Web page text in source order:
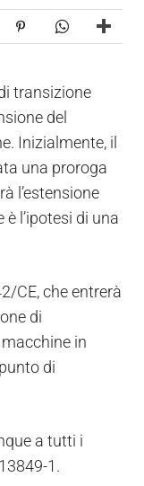
transizione
del
Inizialmente, il
una proroga
l’estensione
l’ipotesi di una
CE, che entrerà
di
in
di
a tutti i
1.